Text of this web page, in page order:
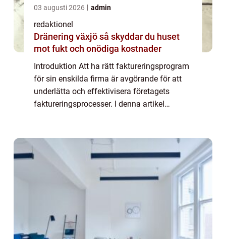
03 augusti 2026 admin
redaktionel
Dränering växjö så skyddar du huset
mot fukt och onödiga kostnader
Introduktion Att ha rätt faktureringsprogram
för sin enskilda firma är avgörande för att
underlätta och effektivisera företagets
faktureringsprocesser. I denna artikel